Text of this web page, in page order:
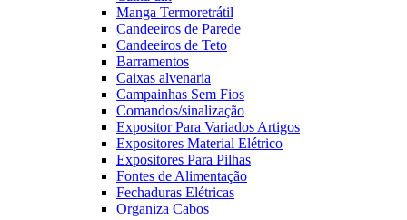
Manga Termoretrátil
Candeeiros de Parede
Candeeiros de Teto
Barramentos
Caixas alvenaria
Campainhas Sem Fios
Comandos/sinalização
Expositor Para Variados Artigos
Expositores Material Elétrico
Expositores Para Pilhas
Fontes de Alimentação
Fechaduras Elétricas
Organiza Cabos